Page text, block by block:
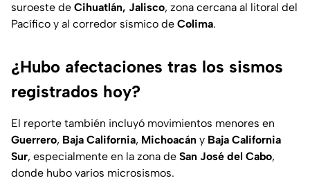
suroeste de Cihuatlán, Jalisco, zona cercana al litoral del
Pacífico y al corredor sísmico de Colima.
¿Hubo afectaciones tras los sismos
registrados hoy?
El reporte también incluyó movimientos menores en
Guerrero, Baja California, Michoacán y Baja California
Sur, especialmente en la zona de San José del Cabo,
donde hubo varios microsismos.